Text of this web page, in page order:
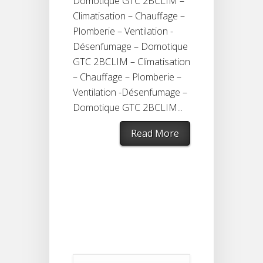
Climatisation – Chauffage –
Plomberie – Ventilation -
Désenfumage – Domotique
GTC 2BCLIM – Climatisation
– Chauffage – Plomberie –
Ventilation -Désenfumage –
Domotique GTC 2BCLIM...
Read More